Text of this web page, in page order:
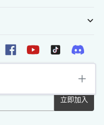
立即加入